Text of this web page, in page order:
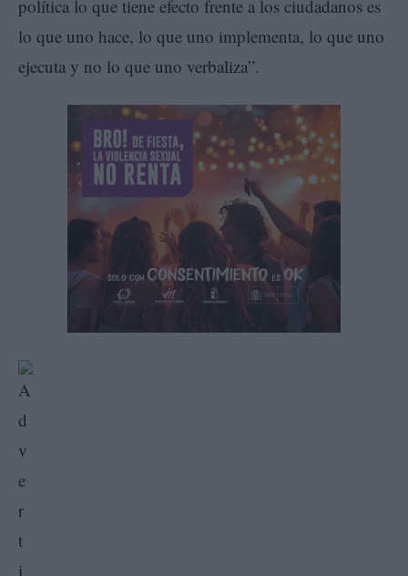
política lo que tiene efecto frente a los ciudadanos es
lo que uno hace, lo que uno implementa, lo que uno
ejecuta y no lo que uno verbaliza”.